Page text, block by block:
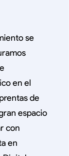
se
en el
de
espacio
con
en